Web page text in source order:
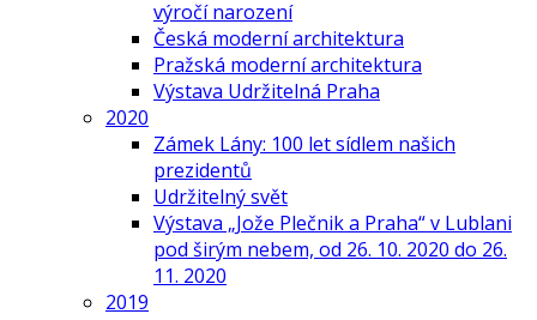
výročí narození
Česká moderní architektura
Pražská moderní architektura
Výstava Udržitelná Praha
2020
Zámek Lány: 100 let sídlem našich
prezidentů
Udržitelný svět
Výstava „Jože Plečnik a Praha“ v Lublani
pod širým nebem, od 26. 10. 2020 do 26.
11. 2020
2019